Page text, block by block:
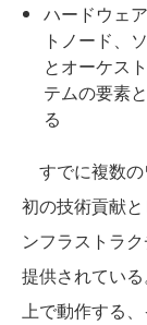
ハードウェ
トノード、
とオーケス
テムの要素
る
すでに複数の
初の技術貢献
ンフラストラ
提供されてい
上で動作する